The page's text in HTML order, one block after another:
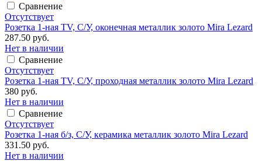
Сравнение
Отсутствует
Розетка 1-ная TV, С/У, оконечная металлик золото Mira Lezard
287.50 руб.
Нет в наличии
Сравнение
Отсутствует
Розетка 1-ная TV, С/У, проходная металлик золото Mira Lezard
380 руб.
Нет в наличии
Сравнение
Отсутствует
Розетка 1-ная б/з, С/У, керамика металлик золото Mira Lezard
331.50 руб.
Нет в наличии